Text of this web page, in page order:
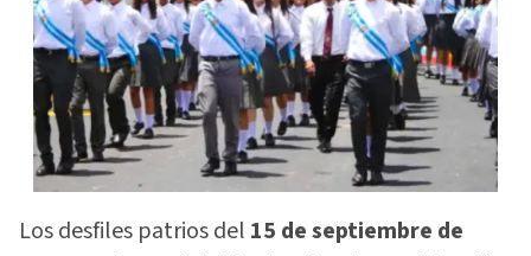
Los desfiles patrios del 15 de septiembre de